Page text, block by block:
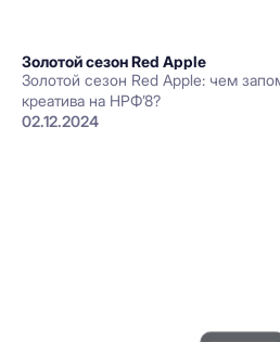
Золотой сезон Red Apple
Золотой сезон Red Apple: чем
креатива на НРФ’8?
02.12.2024